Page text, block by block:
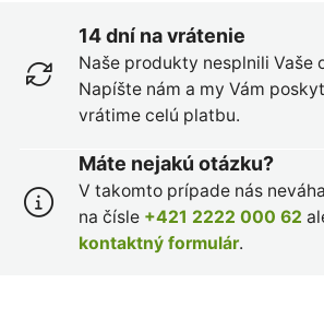
14 dní na vrátenie
Naše produkty nesplnili Vaše
Napíšte nám a my Vám
vrátime celú platbu.
Máte nejakú otázku?
V takomto prípade nás
na čísle +421 2222 000 62
kontaktný formulár.